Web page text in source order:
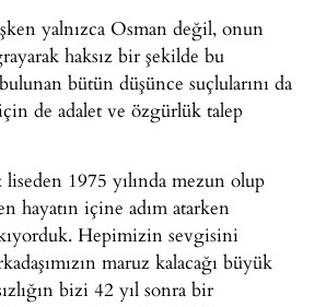
yalnızca Osman değil, onun
haksız bir şekilde bu
bütün düşünce suçlularını da
de adalet ve özgürlük talep
1975 yılında mezun olup
hayatın içine adım atarken
Hepimizin sevgisini
maruz kalacağı büyük
bizi 42 yıl sonra bir